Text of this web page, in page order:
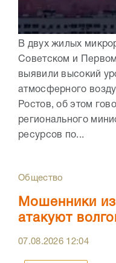
В двух жилых
Советском и
выявили высокий
атмосферного
Ростов, об этом
регионального
ресурсов по...
Общество
Мошенники
атакуют
07.08.2026 12:04